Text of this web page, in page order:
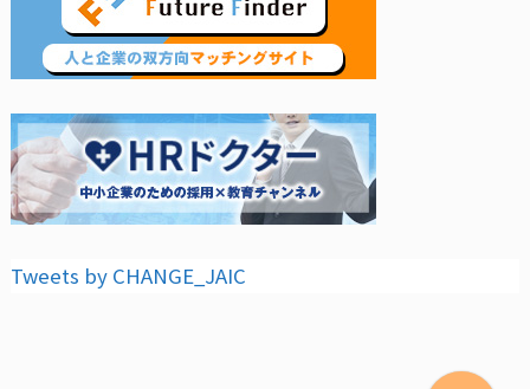
Tweets by CHANGE_JAIC